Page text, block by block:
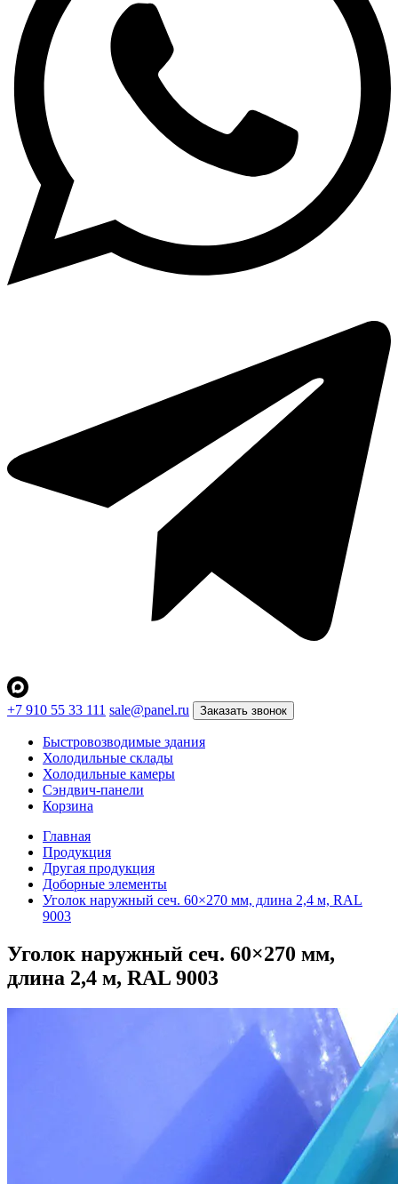
+7 910 55 33 111 sale@panel.ru Заказать звонок
Быстровозводимые здания
Холодильные склады
Холодильные камеры
Сэндвич-панели
Корзина
Главная
Продукция
Другая продукция
Доборные элементы
Уголок наружный сеч. 60×270 мм, длина 2,4 м, RAL
9003
Уголок наружный сеч. 60×270 мм,
длина 2,4 м, RAL 9003